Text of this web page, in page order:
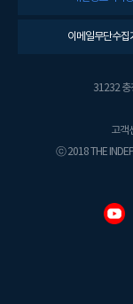
이메일무단수집
31232 충
고객
ⓒ 2018 THE